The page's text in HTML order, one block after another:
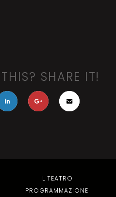
SHARE IT!
IL TEATRO
PROGRAMMAZIONE